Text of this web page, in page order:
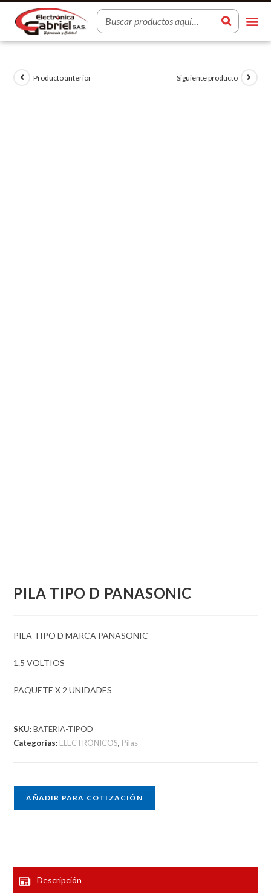
Producto anterior Siguiente producto
PILA TIPO D PANASONIC
PILA TIPO D MARCA PANASONIC
1.5 VOLTIOS
PAQUETE X 2 UNIDADES
SKU:BATERIA-TIPOD
Categorías: ELECTRÓNICOS, Pilas
AÑADIR PARA COTIZACIÓN
Descripción